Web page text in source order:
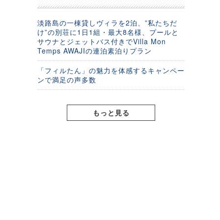
淡路島の一棟貸しヴィラを2泊、”私たちだ
け”の別荘に1日1組・最大8名様、プールと
サウナとジェットバス付きでVilla Mon
Temps AWAJIの連泊素泊りプラン
「フィルたん」の魅力を体感するキャンペー
ンで満足の声多数
もっと見る